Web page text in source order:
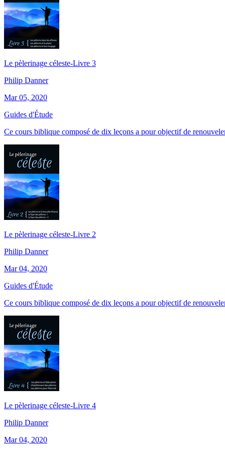
Le pèlerinage céleste-Livre 3
Philip Danner
Mar 05, 2020
Guides d'Étude
Ce cours biblique composé de dix leçons a pour objectif de
Le pèlerinage céleste-Livre 2
Philip Danner
Mar 04, 2020
Guides d'Étude
Ce cours biblique composé de dix leçons a pour objectif de
Le pèlerinage céleste-Livre 4
Philip Danner
Mar 04, 2020